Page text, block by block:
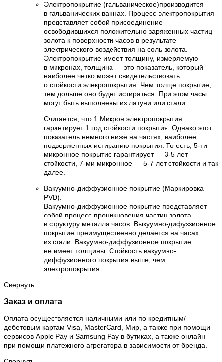
Электропокрытие (гальваническое)производится
в гальванических ваннах. Процесс электропокрытия
представляет собой присоединение
освободившихся положительно заряженных частиц
золота к поверхности часов в результате
электрического воздействия на соль золота.
Электропокрытие имеет толщину, измеряемую
в микронах, толщина — это показатель, который
наиболее четко может свидетельствовать
о стойкости элекропокрытия. Чем толще покрытие,
тем дольше оно будет истираться. При этом часы
могут быть выполнены из латуни или стали.
Считается, что 1 Микрон электропокрытия
гарантирует 1 год стойкости покрытия. Однако этот
показатель немного ниже на частях, наиболее
подверженных истиранию покрытия. То есть, 5-ти
микронное покрытие гарантирует — 3-5 лет
стойкости, 7-ми микронное — 5-7 лет стойкости и так
далее.
Вакуумно-диффузионное покрытие (Маркировка
PVD).
Вакуумно-диффузионное покрытие представляет
собой процесс проникновения частиц золота
в структуру металла часов. Выкуумно-дифуззионное
покрытие преимущественно делается на часах
из стали. Вакуумно-диффузионное покрытие
не имеет толщины. Стойкость вакуумно-
диффузионного покрытия выше, чем
электропокрытия.
Свернуть
Заказ и оплата
Оплата осуществляется наличными или по кредитным/
дебетовым картам Visa, MasterCard, Мир, а также при помощи
сервисов Apple Pay и Samsung Pay в бутиках, а также онлайн
при помощи платежного агрегатора в зависимости от бренда.